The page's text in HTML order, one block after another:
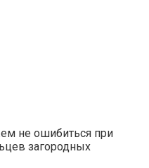
не ошибиться при
загородных